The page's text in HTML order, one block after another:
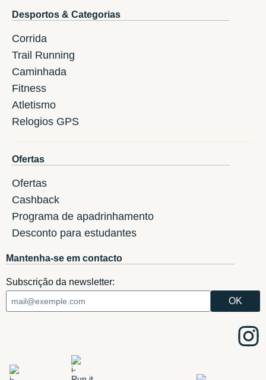
Desportos & Categorias
Corrida
Trail Running
Caminhada
Fitness
Atletismo
Relogios GPS
Ofertas
Ofertas
Cashback
Programa de apadrinhamento
Desconto para estudantes
Mantenha-se em contacto
Subscrição da newsletter: